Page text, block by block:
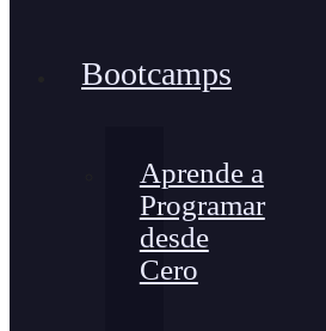
Bootcamps
Aprende a
Programar
desde
Cero